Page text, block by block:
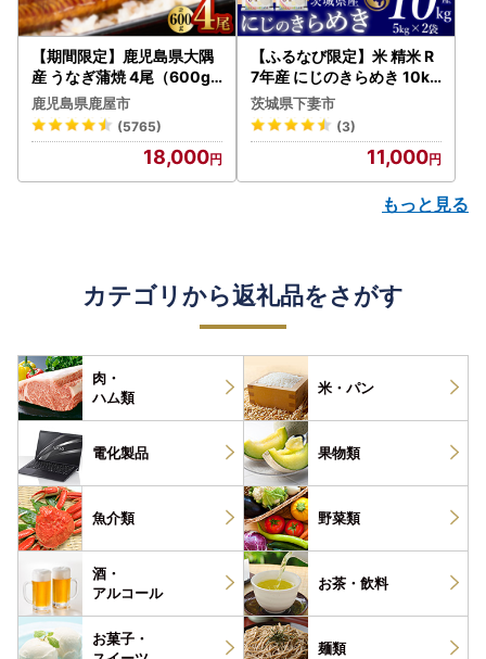
【期間限定】鹿児島県大隅
産 うなぎ蒲焼 4尾（600g
） KN007-004-04-cp18
うなぎ 鰻 魚 惣菜 総菜
鹿児島県鹿屋市
(5765)
18,000
【ふるなび限定】米 精米 R
7年産 にじのきらめき 10kg
10月 FN-Limited-PR
茨城県下妻市
(3)
11,000
もっと見る
カテゴリから返礼品をさがす
肉・
ハム類
米・パン
電化製品 果物類
魚介類 野菜類
酒・
アルコール
お茶・ 飲料
お菓子・
麺類